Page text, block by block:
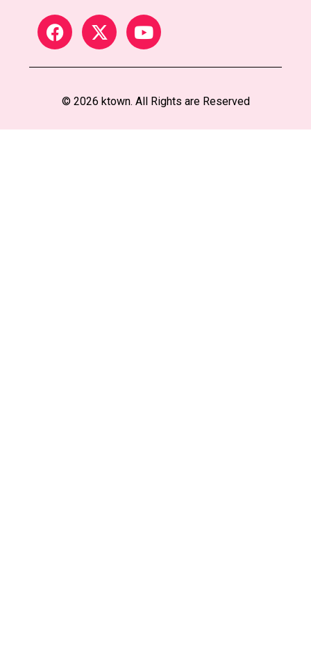
© 2026 ktown. All Rights are Reserved